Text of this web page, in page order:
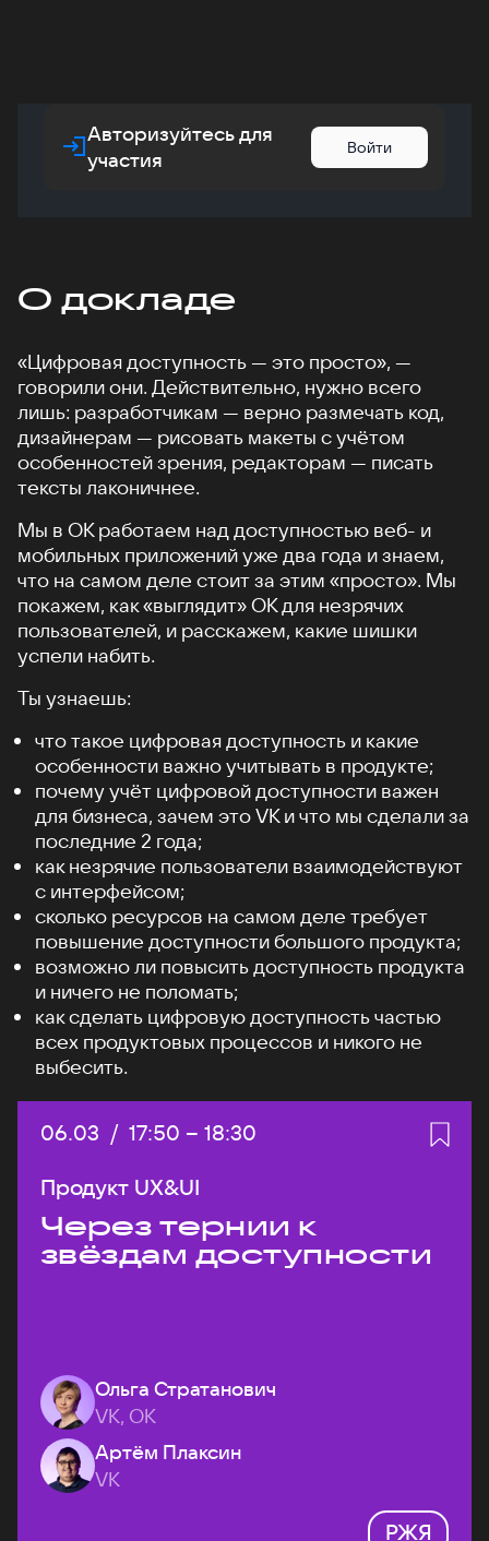
Авторизуйтесь для
участия
Войти
О докладе
«Цифровая доступность — это просто», —
говорили они. Действительно, нужно всего
лишь: разработчикам — верно размечать код,
дизайнерам — рисовать макеты с учётом
особенностей зрения, редакторам — писать
тексты лаконичнее.
Мы в ОК работаем над доступностью веб- и
мобильных приложений уже два года и знаем,
что на самом деле стоит за этим «просто». Мы
покажем, как «выглядит» ОК для незрячих
пользователей, и расскажем, какие шишки
успели набить.
Ты узнаешь:
что такое цифровая доступность и какие
особенности важно учитывать в продукте;
почему учёт цифровой доступности важен
для бизнеса, зачем это VK и что мы сделали за
последние 2 года;
как незрячие пользователи взаимодействуют
с интерфейсом;
сколько ресурсов на самом деле требует
повышение доступности большого продукта;
возможно ли повысить доступность продукта
и ничего не поломать;
как сделать цифровую доступность частью
всех продуктовых процессов и никого не
выбесить.
Дата:
06.03 / Начало:
17:50 – Конец:
18:30
Продукт UX&UI
Через тернии к
звёздам доступности
Ольга Стратанович
VK, ОК
Артём Плаксин
VK
РЖЯ